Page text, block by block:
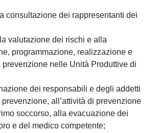
la consultazione dei rappresentanti dei
valutazione dei rischi e alla
programmazione, realizzazione e
nelle Unità Produttive di
dei responsabili e degli addetti
all’attività di prevenzione
soccorso, alla evacuazione dei
e del medico competente;